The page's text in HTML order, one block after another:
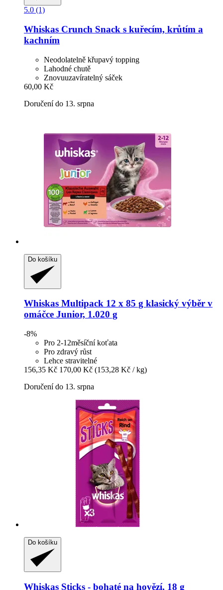
5.0 (1)
Whiskas Crunch Snack s kuřecím, krůtím a
kachním
Neodolatelně křupavý topping
Lahodné chutě
Znovuuzavíratelný sáček
60,00 Kč
Doručení do 13. srpna
Do košíku
Whiskas Multipack 12 x 85 g klasický výběr v
omáčce Junior, 1.020 g
-8%
Pro 2-12měsíční koťata
Pro zdravý růst
Lehce stravitelné
156,35 Kč 170,00 Kč (153,28 Kč / kg)
Doručení do 13. srpna
Do košíku
Whiskas Sticks -​ bohaté na hovězí, 18 g